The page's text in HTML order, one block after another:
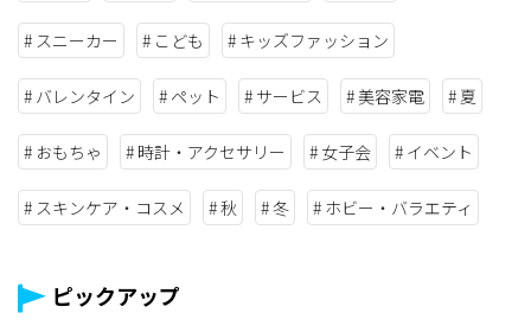
ピックアップ
スニーカー こども キッズファッション
バレンタイン ペット サービス 美容家電 夏
おもちゃ 時計・アクセサリー 女子会 イベント
スキンケア・コスメ 秋 冬 ホビー・バラエティ